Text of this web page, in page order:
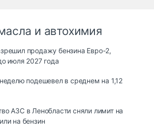
и автохимия
продажу бензина Евро-2,
июля 2027 года
подешевел в среднем на 1,12
АЗС в Ленобласти сняли лимит на
на бензин